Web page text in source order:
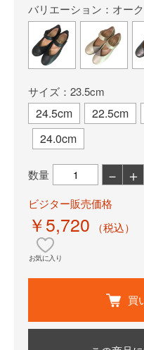
バリエーション：オーク
サイズ：23.5cm
24.5cm 22.5cm
24.0cm
数量 － ＋
ビジター販売価格
￥5,720 （税込）
お気に入り
買